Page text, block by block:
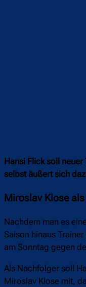
Hansi Flick soll
selbst äußert sich
Miroslav Klose
Nachdem man es
Saison hinaus
am Sonntag gegen
Als Nachfolger soll
Miroslav Klose mit,